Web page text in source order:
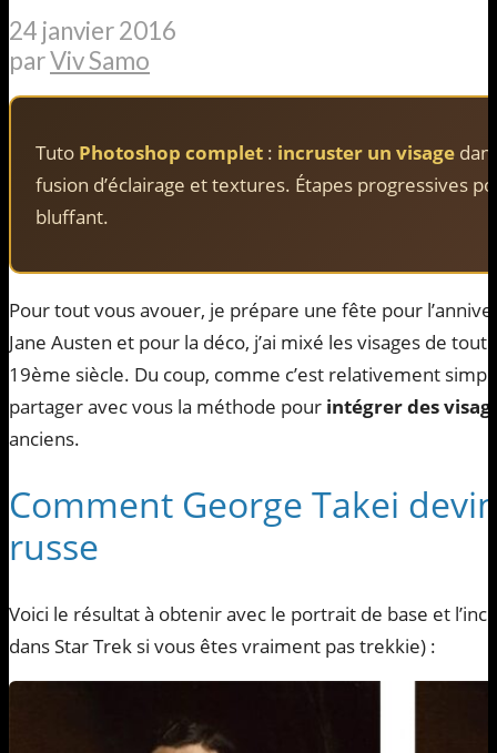
24 janvier 2016
parViv Samo
Tuto Photoshop complet : incruster un visage
fusion d’éclairage et textures. Étapes progressives
bluffant.
Pour tout vous avouer, je prépare une fête pour
Jane Austen et pour la déco, j’ai mixé les visages de
19ème siècle. Du coup, comme c’est relativement
partager avec vous la méthode pour intégrer des
anciens.
Comment George Takei
russe
Voici le résultat à obtenir avec le portrait de base et
dans Star Trek si vous êtes vraiment pas trekkie) :